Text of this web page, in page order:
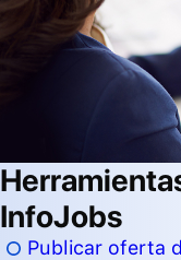
InfoJobs
Publicar oferta